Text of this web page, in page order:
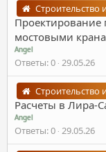
Строительство
мостовыми
Angel
Ответы 0 29.05.26
Строительство
Расчеты в Лира-
Angel
Ответы 0 29.05.26